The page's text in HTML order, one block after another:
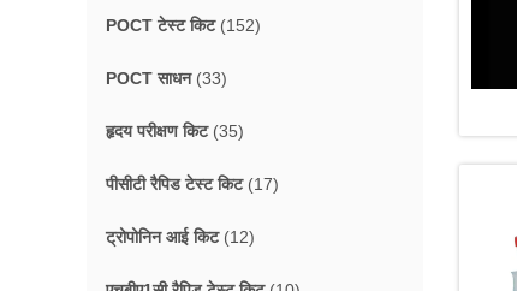
POCT टेस्ट किट(152)
POCT साधन(33)
हृदय परीक्षण किट(35)
पीसीटी रैपिड टेस्ट किट(17)
ट्रोपोनिन आई किट(12)